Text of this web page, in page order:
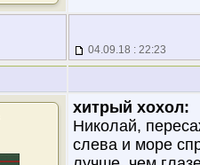
04.09.18 : 22:23
хитрый хохол:
Николай,
слева и море